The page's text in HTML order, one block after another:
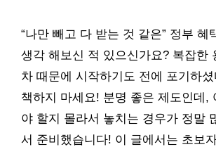
“나만 빼고 다 받는 것 같은” 정부 혜
생각 해보신 적 있으신가요? 복잡한
차 때문에 시작하기도 전에 포기하
책하지 마세요! 분명 좋은 제도인데,
야 할지 몰라서 놓치는 경우가 정말
서 준비했습니다! 이 글에서는 초보